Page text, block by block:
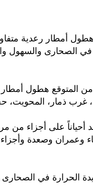
هطول أمطار رعدية
الصحارى والسهول
المتوقع هطول أمطار
غرب ذمار، المحويت،
أحياناً على أجزاء من
وعمران وصعدة
الحرارة في